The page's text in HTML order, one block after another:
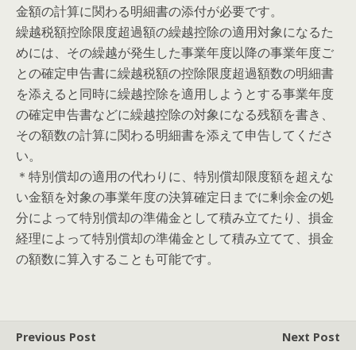
金額の計算に関わる明細書の添付が必要です。
繰越税額控除限度超過額の繰越控除の適用対象になるた
めには、その繰越が発生した事業年度以降の事業年度ご
との確定申告書に繰越税額の控除限度超過額数の明細書
を添えると同時に繰越控除を適用しようとする事業年度
の確定申告書などに繰越控除の対象になる残額を書き、
その額数の計算に関わる明細書を添えて申告してくださ
い。
＊特別償却の適用の代わりに、特別償却限度額を超えな
い金額を対象の事業年度の決算確定日までに剰余金の処
分によって特別償却の準備金として積み立てたり、損金
経理によって特別償却の準備金として積み立てて、損金
の額数に算入することも可能です。
Previous Post
Next Post